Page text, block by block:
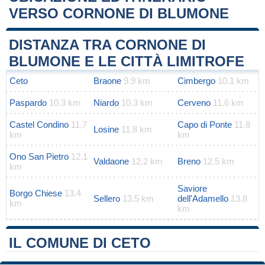
VERSO CORNONE DI BLUMONE
+
−
Leaflet|Map data ©OpenStreetMapcontributors
DISTANZA TRA CORNONE DI
BLUMONE E LE CITTÀ LIMITROFE
Ceto Braone 9.9 km Cimbergo 10.1 km
Paspardo 10.3 km Niardo 10.3 km Cerveno 11.6 km
Castel Condino 11.7
km
Losine 11.8 km Capo di Ponte 11.8
km
Ono San Pietro 12.1
km
Valdaone 12.2 km Breno 12.5 km
Borgo Chiese 13.4
km
Sellero 13.5 km
Saviore
dell'Adamello 13.8
km
IL COMUNE DI CETO